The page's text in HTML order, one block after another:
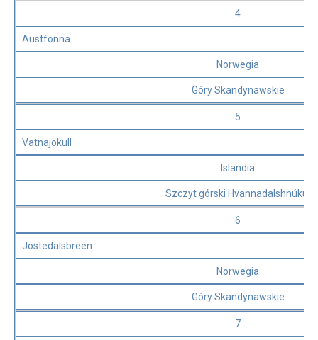
4
Austfonna
Norwegia
Góry Skandynawskie
5
Vatnajökull
Islandia
Szczyt górski Hvannadalshnúkur
6
Jostedalsbreen
Norwegia
Góry Skandynawskie
7